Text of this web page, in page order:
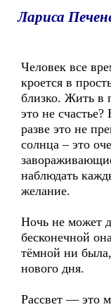
Лариса
Человек все
кроется в
близко. Жить в
это не счастье?
разве это не
солнца – это
наблюдать
желание.
Ночь не может
бесконечной
тёмной ни была,
нового дня.
Рассвет — это